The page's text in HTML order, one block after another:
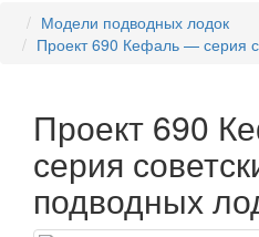
Модели подводных лодок
Проект 690 Кефаль — серия
Проект 690
серия
подводных